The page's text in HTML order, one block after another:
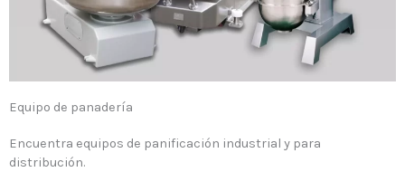
Equipo de panadería
Encuentra equipos de panificación industrial y para
distribución.